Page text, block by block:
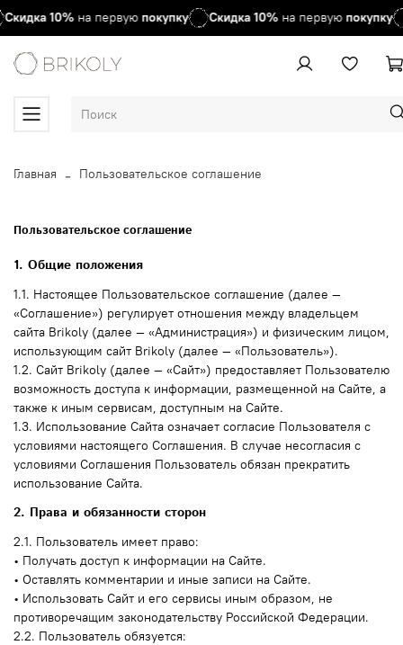
Скидка10%на первую покупку Скидка10%на первую покупку
Главная Пользовательское соглашение
Пользовательское соглашение
1. Общие положения
1.1. Настоящее Пользовательское соглашение (далее —
«Соглашение») регулирует отношения между владельцем
сайта Brikoly (далее — «Администрация») и физическим лицом,
использующим сайт Brikoly (далее — «Пользователь»).
1.2. Сайт Brikoly (далее — «Сайт») предоставляет Пользователю
возможность доступа к информации, размещенной на Сайте, а
также к иным сервисам, доступным на Сайте.
1.3. Использование Сайта означает согласие Пользователя с
условиями настоящего Соглашения. В случае несогласия с
условиями Соглашения Пользователь обязан прекратить
использование Сайта.
2. Права и обязанности сторон
2.1. Пользователь имеет право:
• Получать доступ к информации на Сайте.
• Оставлять комментарии и иные записи на Сайте.
• Использовать Сайт и его сервисы иным образом, не
противоречащим законодательству Российской Федерации.
2.2. Пользователь обязуется: